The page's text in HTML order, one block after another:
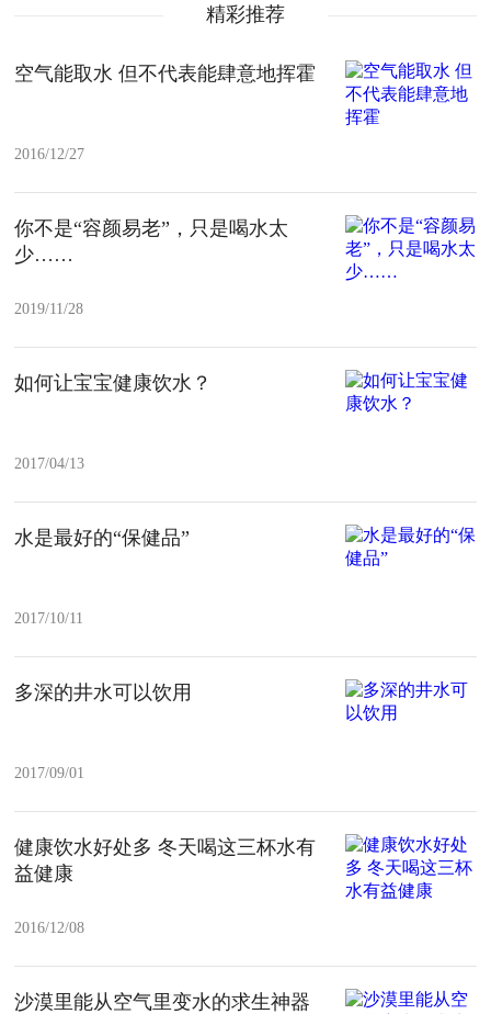
精彩推荐
空气能取水 但不代表能肆意地挥霍
2016/12/27
你不是“容颜易老”，只是喝水太
少……
2019/11/28
如何让宝宝健康饮水？
2017/04/13
水是最好的“保健品”
2017/10/11
多深的井水可以饮用
2017/09/01
健康饮水好处多 冬天喝这三杯水有
益健康
2016/12/08
沙漠里能从空气里变水的求生神器